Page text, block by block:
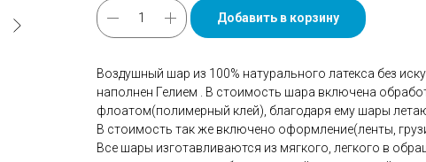
Добавить в корзину
Воздушный шар из 100% натурального латекса без
наполнен Гелием . В стоимость шара включена
флоатом(полимерный клей), благодаря ему шары
В стоимость так же включено оформление(ленты,
Все шары изготавливаются из мягкого, легкого в